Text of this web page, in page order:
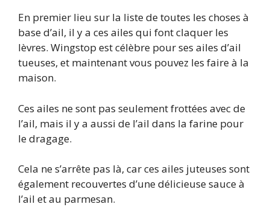
En premier lieu sur la liste de toutes les choses à
base d’ail, il y a ces ailes qui font claquer les
lèvres. Wingstop est célèbre pour ses ailes d’ail
tueuses, et maintenant vous pouvez les faire à la
maison.
Ces ailes ne sont pas seulement frottées avec de
l’ail, mais il y a aussi de l’ail dans la farine pour
le dragage.
Cela ne s’arrête pas là, car ces ailes juteuses sont
également recouvertes d’une délicieuse sauce à
l’ail et au parmesan.